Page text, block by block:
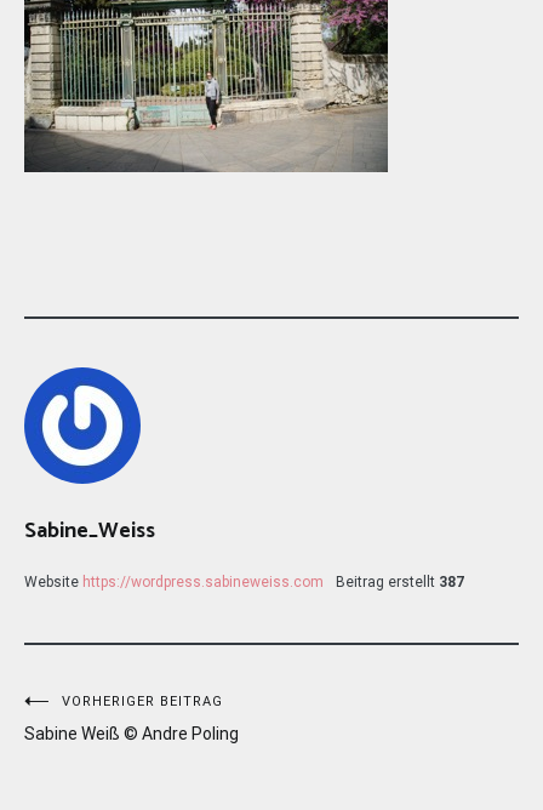
Sabine_Weiss
Website https://wordpress.sabineweiss.com Beitrag erstellt 387
Beitragsnavigation
VORHERIGER BEITRAG
Sabine Weiß © Andre Poling